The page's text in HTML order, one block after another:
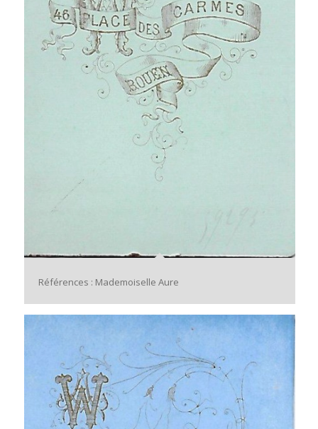
Références : Mademoiselle Aure